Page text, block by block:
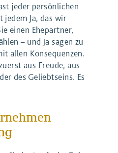
jeder persönlichen
jedem Ja, das wir
einen Ehepartner,
– und Ja sagen zu
allen Konsequenzen.
aus Freude, aus
des Geliebtseins. Es